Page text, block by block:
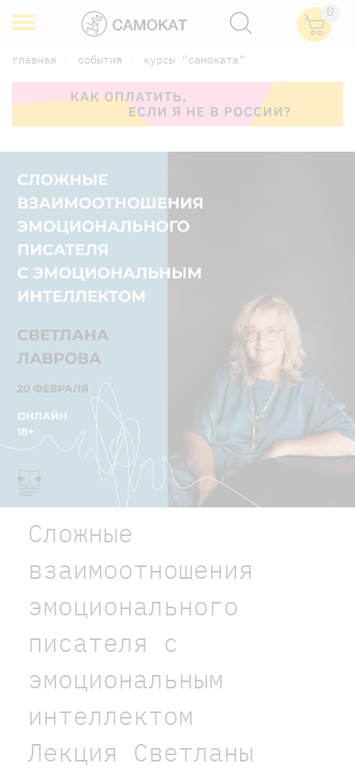
0
главная события курсы “самоката”
Сложные
взаимоотношения
эмоционального
писателя с
эмоциональным
интеллектом
Лекция Светланы